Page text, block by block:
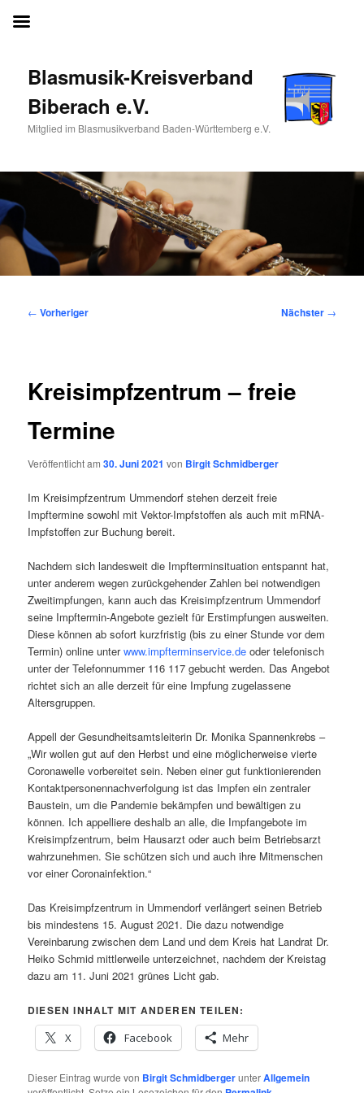
Blasmusik-Kreisverband
Biberach e.V.
Mitglied im Blasmusikverband Baden-Württemberg e.V.
Beitragsnavigation
← Vorheriger Nächster →
Kreisimpfzentrum – freie
Termine
Veröffentlicht am30. Juni 2021 von Birgit Schmidberger
Im Kreisimpfzentrum Ummendorf stehen derzeit freie
Impftermine sowohl mit Vektor-Impfstoffen als auch mit mRNA-
Impfstoffen zur Buchung bereit.
Nachdem sich landesweit die Impfterminsituation entspannt hat,
unter anderem wegen zurückgehender Zahlen bei notwendigen
Zweitimpfungen, kann auch das Kreisimpfzentrum Ummendorf
seine Impftermin-Angebote gezielt für Erstimpfungen ausweiten.
Diese können ab sofort kurzfristig (bis zu einer Stunde vor dem
Termin) online unterwww.impfterminservice.de oder telefonisch
unter der Telefonnummer 116 117 gebucht werden. Das Angebot
richtet sich an alle derzeit für eine Impfung zugelassene
Altersgruppen.
Appell der Gesundheitsamtsleiterin Dr. Monika Spannenkrebs –
„Wir wollen gut auf den Herbst und eine möglicherweise vierte
Coronawelle vorbereitet sein. Neben einer gut funktionierenden
Kontaktpersonennachverfolgung ist das Impfen ein zentraler
Baustein, um die Pandemie bekämpfen und bewältigen zu
können. Ich appelliere deshalb an alle, die Impfangebote im
Kreisimpfzentrum, beim Hausarzt oder auch beim Betriebsarzt
wahrzunehmen. Sie schützen sich und auch ihre Mitmenschen
vor einer Coronainfektion.“
Das Kreisimpfzentrum in Ummendorf verlängert seinen Betrieb
bis mindestens 15. August 2021. Die dazu notwendige
Vereinbarung zwischen dem Land und dem Kreis hat Landrat Dr.
Heiko Schmid mittlerweile unterzeichnet, nachdem der Kreistag
dazu am 11. Juni 2021 grünes Licht gab.
DIESEN INHALT MIT ANDEREN TEILEN:
X
Facebook Mehr
Dieser Eintrag wurde von Birgit SchmidbergerunterAllgemein